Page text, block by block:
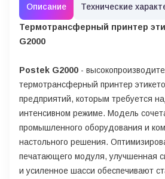
Описание Технические
Термотрансферный принтер
G2000
Postek G2000 -
термотрансферный принтер
предприятий, которым требуется
интенсивном режиме. Модель
промышленного оборудования и
настольного решения.
печатающего модуля, улучшенная
и усиленное шасси обеспечивают